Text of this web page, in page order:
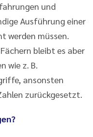
und
Ausführung einer
werden müssen.
bleibt es aber
wie z. B.
ansonsten
zurückgesetzt.